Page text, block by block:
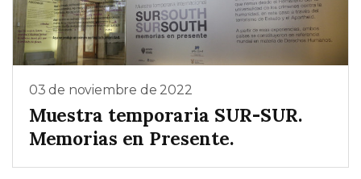
03 de noviembre de 2022
Muestra temporaria SUR-SUR.
Memorias en Presente.